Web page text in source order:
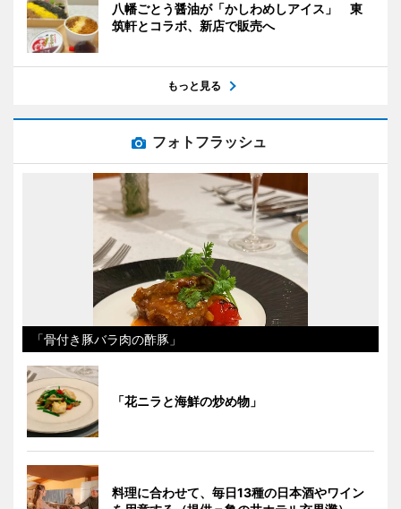
八幡ごとう醤油が「かしわめしアイス」 東
筑軒とコラボ、新店で販売へ
もっと見る
フォトフラッシュ
「骨付き豚バラ肉の酢豚」
「花ニラと海鮮の炒め物」
料理に合わせて、毎日13種の日本酒やワイン